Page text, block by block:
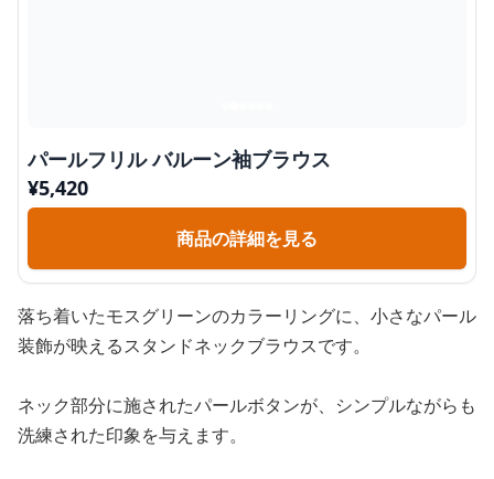
パールフリル バルーン袖ブラウス
¥5,420
商品の詳細を見る
落ち着いたモスグリーンのカラーリングに、小さなパール
装飾が映えるスタンドネックブラウスです。
ネック部分に施されたパールボタンが、シンプルながらも
洗練された印象を与えます。